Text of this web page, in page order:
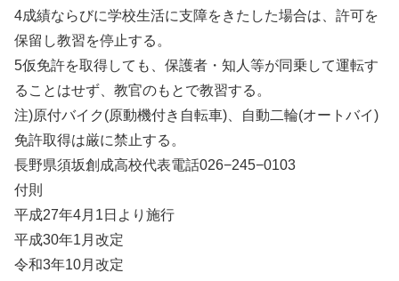
4成績ならびに学校生活に支障をきたした場合は、許可を
保留し教習を停止する。
5仮免許を取得しても、保護者・知人等が同乗して運転す
ることはせず、教官のもとで教習する。
注)原付バイク(原動機付き自転車)、自動二輪(オートバイ)
免許取得は厳に禁止する。
長野県須坂創成高校代表電話026−245−0103
付則
平成27年4月1日より施行
平成30年1月改定
令和3年10月改定